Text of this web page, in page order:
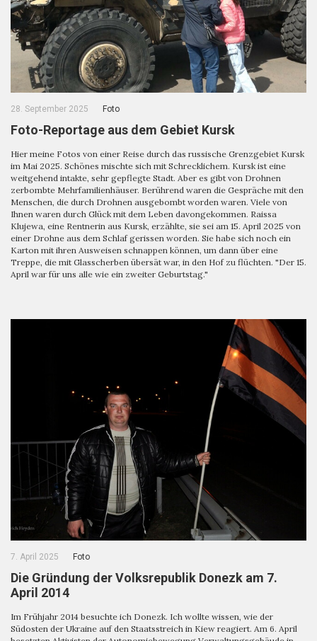
28. September 2025 Foto
Foto-Reportage aus dem Gebiet Kursk
Hier meine Fotos von einer Reise durch das russische Grenzgebiet Kursk
im Mai 2025. Schönes mischte sich mit Schrecklichem. Kursk ist eine
weitgehend intakte, sehr gepflegte Stadt. Aber es gibt von Drohnen
zerbombte Mehrfamilienhäuser. Berührend waren die Gespräche mit den
Menschen, die durch Drohnen ausgebombt worden waren. Viele von
Ihnen waren durch Glück mit dem Leben davongekommen. Raissa
Klujewa, eine Rentnerin aus Kursk, erzählte, sie sei am 15. April 2025 von
einer Drohne aus dem Schlaf gerissen worden. Sie habe sich noch ein
Karton mit ihren Ausweisen schnappen können, um dann über eine
Treppe, die mit Glasscherben übersät war, in den Hof zu flüchten. "Der 15.
April war für uns alle wie ein zweiter Geburtstag."
7. April 2025 Foto
Die Gründung der Volksrepublik Donezk am 7.
April 2014
Im Frühjahr 2014 besuchte ich Donezk. Ich wollte wissen, wie der
Südosten der Ukraine auf den Staatsstreich in Kiew reagiert. Am 6. April